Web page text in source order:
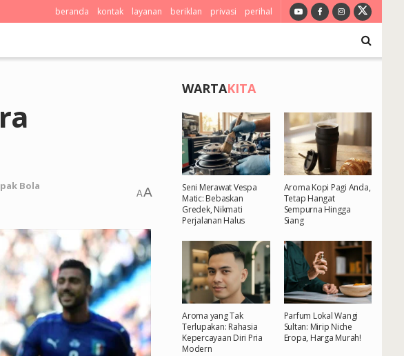
beranda kontak layanan beriklan privasi perihal
Bola
AA
WARTAKITA
Seni Merawat Vespa
Matic: Bebaskan
Gredek, Nikmati
Perjalanan Halus
Aroma Kopi Pagi Anda,
Tetap Hangat
Sempurna Hingga
Siang
Aroma yang Tak
Terlupakan: Rahasia
Kepercayaan Diri Pria
Modern
Parfum Lokal Wangi
Sultan: Mirip Niche
Eropa, Harga Murah!